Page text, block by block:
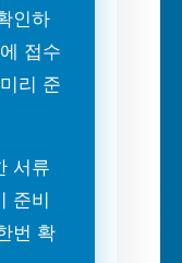
인하
접수
리 준
서류
준비
번 확